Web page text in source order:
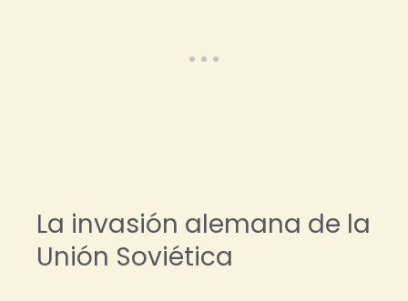
La invasión alemana de la
Unión Soviética